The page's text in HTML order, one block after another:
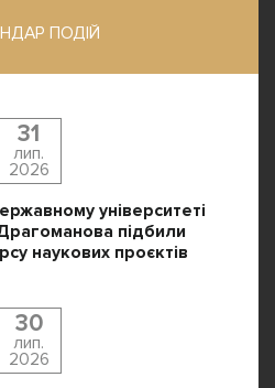
ПОДІЙ
31
лип.
2026
університеті
підбили
наукових проєктів
30
лип.
2026